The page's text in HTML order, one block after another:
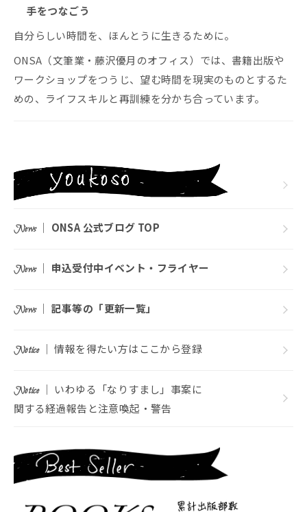
手をつなごう
自分らしい時間を、ほんとうに生きるために。
ONSA（文筆業・藤沢優月のオフィス）では、書籍出版や
ワークショップをつうじ、望む時間を現実のものとするた
めの、ライフスキルと再訓練を分かち合っています。
News ｜ ONSA 公式ブログ TOP
News ｜ 申込受付中イベント・フライヤー
News ｜ 記事等の「更新一覧」
Notice｜ 情報を得たい方はここから登録
Notice｜ いわゆる「なりすまし」事案に
関する経過報告と注意喚起・警告